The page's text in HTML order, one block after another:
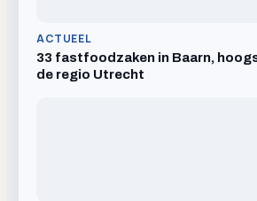
ACTUEEL
33 fastfoodzaken in Baarn,
de regio Utrecht